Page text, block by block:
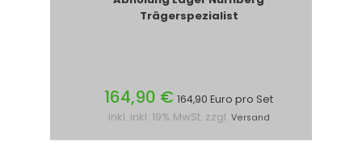
Trägerspezialist
164,90 € 164,90 Euro pro Set
inkl. inkl. 19% MwSt. zzgl. Versand